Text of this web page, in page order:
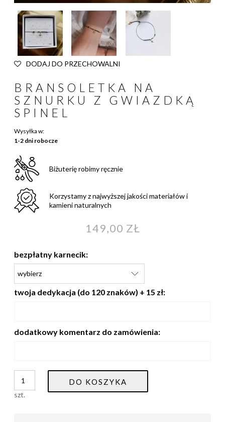
DODAJ DO PRZECHOWALNI
BRANSOLETKA NA
SZNURKU Z GWIAZDKĄ
SPINEL
Wysyłka w:
1-2 dni robocze
Biżuterię robimy ręcznie
Korzystamy z najwyższej jakości materiałów i
kamieni naturalnych
149,00 ZŁ
bezpłatny karnecik:
twoja dedykacja (do 120 znaków) + 15 zł:
dodatkowy komentarz do zamówienia:
szt.
DO KOSZYKA